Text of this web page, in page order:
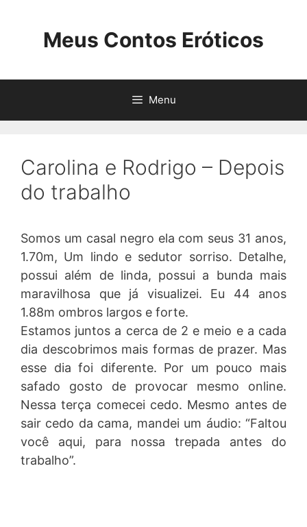
Meus Contos Eróticos
Menu
Carolina e Rodrigo – Depois
do trabalho
Somos um casal negro ela com seus 31 anos,
1.70m, Um lindo e sedutor sorriso. Detalhe,
possui além de linda, possui a bunda mais
maravilhosa que já visualizei. Eu 44 anos
1.88m ombros largos e forte.
Estamos juntos a cerca de 2 e meio e a cada
dia descobrimos mais formas de prazer. Mas
esse dia foi diferente. Por um pouco mais
safado gosto de provocar mesmo online.
Nessa terça comecei cedo. Mesmo antes de
sair cedo da cama, mandei um áudio: “Faltou
você aqui, para nossa trepada antes do
trabalho”.